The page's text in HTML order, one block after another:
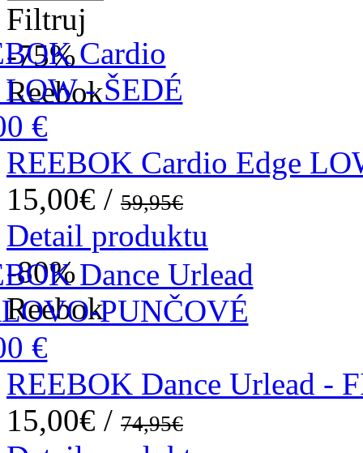
Filtruj
-75%
Reebok
REEBOK Cardio Edge
15,00€ / 59,95€
Detail produktu
-80%
Reebok
REEBOK Dance Urlead -
15,00€ / 74,95€